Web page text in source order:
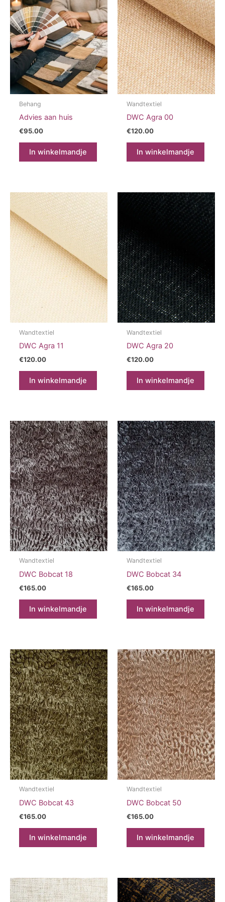
Behang
Advies aan huis
€95.00
In winkelmandje
Wandtextiel
DWC Agra 00
€120.00
In winkelmandje
Wandtextiel
DWC Agra 11
€120.00
In winkelmandje
Wandtextiel
DWC Agra 20
€120.00
In winkelmandje
Wandtextiel
DWC Bobcat 18
€165.00
In winkelmandje
Wandtextiel
DWC Bobcat 34
€165.00
In winkelmandje
Wandtextiel
DWC Bobcat 43
€165.00
In winkelmandje
Wandtextiel
DWC Bobcat 50
€165.00
In winkelmandje